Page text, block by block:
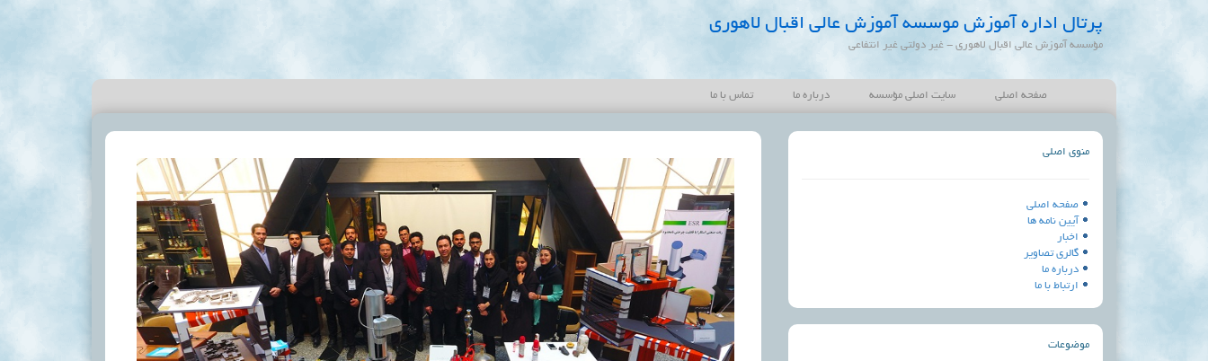
پرتال اداره آموزش موسسه آموزش عالی اقبال لاهوری
مؤسسه آموزش عالی اقبال لاهوری - غیر دولتی غیر انتفاعی
صفحه اصلی سایت اصلی مؤسسه درباره ما تماس با ما
منوی اصلی
صفحه اصلی
آیین نامه ها
اخبار
گالری تصاویر
درباره ما
ارتباط با ما
موضوعات